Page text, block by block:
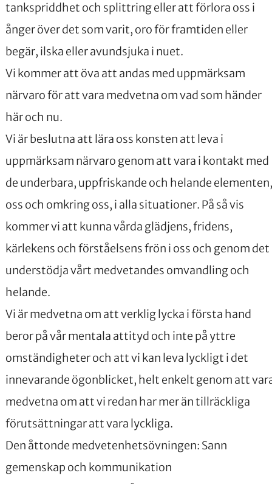
tankspriddhet och splittring eller att förlora oss i
ånger över det som varit, oro för framtiden eller
begär, ilska eller avundsjuka i nuet.
Vi kommer att öva att andas med uppmärksam
närvaro för att vara medvetna om vad som händer
här och nu.
Vi är beslutna att lära oss konsten att leva i
uppmärksam närvaro genom att vara i kontakt med
de underbara, uppfriskande och helande
oss och omkring oss, i alla situationer. På så vis
kommer vi att kunna vårda glädjens, fridens,
kärlekens och förståelsens frön i oss och genom det
understödja vårt medvetandes omvandling och
helande.
Vi är medvetna om att verklig lycka i första hand
beror på vår mentala attityd och inte på yttre
omständigheter och att vi kan leva lyckligt i det
innevarande ögonblicket, helt enkelt genom att
medvetna om att vi redan har mer än tillräckliga
förutsättningar att vara lyckliga.
Den åttonde medvetenhetsövningen: Sann
gemenskap och kommunikation